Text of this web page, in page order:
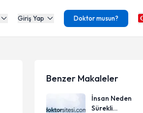
Giriş Yap Doktor musun?
Benzer Makaleler
İnsan Neden
Sürekli